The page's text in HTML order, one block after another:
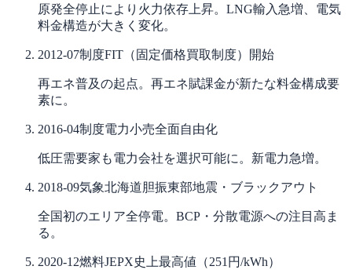
原発全停止により火力依存上昇。LNG輸入急増、電気
料金構造が大きく変化。
2012-07制度FIT（固定価格買取制度）開始
再エネ普及の起点。再エネ賦課金が新たな料金構成要
素に。
2016-04制度電力小売全面自由化
低圧需要家も電力会社を選択可能に。新電力急増。
2018-09気象北海道胆振東部地震・ブラックアウト
全国初のエリア全停電。BCP・分散電源への注目高ま
る。
2020-12燃料JEPX史上最高値（251円/kWh）